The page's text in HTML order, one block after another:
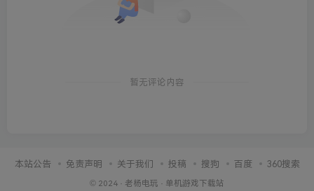
暂无评论内容
本站公告 免责声明 关于我们 投稿 搜狗 百度 360搜索
© 2024 · 老杨电玩 · 单机游戏下载站